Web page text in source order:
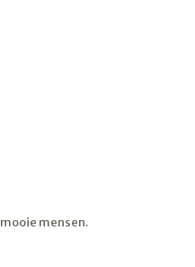
mensen.